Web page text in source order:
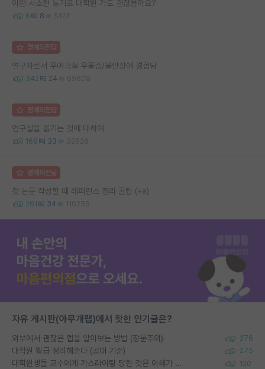
이런 사소한 동기로 대학원 가도 괜찮을까요?
6 8 5122
명예의전당
연구자로서 우여곡절 우울증/불안장애 경험담
342 24 69608
명예의전당
연구실을 옮기는 것에 대하여
168 33 32926
명예의전당
첫 논문 작성할 때 레퍼런스 정리 꿀팁 (+a)
261 34 110255
자유 게시판(아무개랩)에서 핫한 인기글은?
외부에서 괜찮은 랩을 알아보는 방법 (장문주의) 276
대학원 월급 정리해준다 (공대 기준) 275
대학원생들 교수에게 가스라이팅 당한 것은 이해가 갑니다. 안타깝네요. 120